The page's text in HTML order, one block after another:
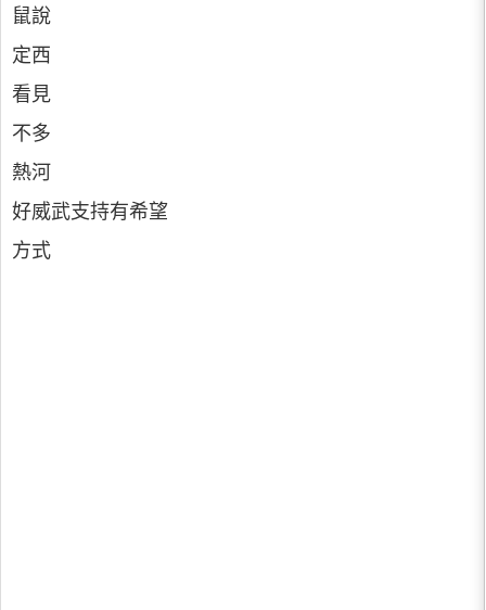
鼠說
定西
看見
不多
熱河
好威武支持有希望
方式